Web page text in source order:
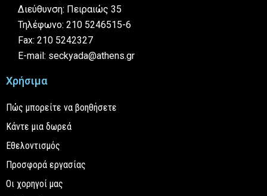
Διεύθυνση: Πειραιώς 35
Τηλέφωνο: 210 5246515-6
Fax: 210 5242327
E-mail: seckyada@athens.gr
Χρήσιμα
Πώς μπορείτε να βοηθήσετε
Κάντε μια δωρεά
Εθελοντισμός
Προσφορά εργασίας
Οι χορηγοί μας